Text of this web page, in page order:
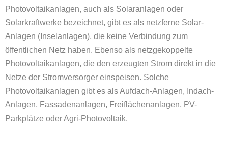
Photovoltaikanlagen, auch als Solaranlagen oder
Solarkraftwerke bezeichnet, gibt es als netzferne Solar-
Anlagen (Inselanlagen), die keine Verbindung zum
öffentlichen Netz haben. Ebenso als netzgekoppelte
Photovoltaikanlagen, die den erzeugten Strom direkt in die
Netze der Stromversorger einspeisen. Solche
Photovoltaikanlagen gibt es als Aufdach-Anlagen, Indach-
Anlagen, Fassadenanlagen, Freiflächenanlagen, PV-
Parkplätze oderAgri-Photovoltaik.